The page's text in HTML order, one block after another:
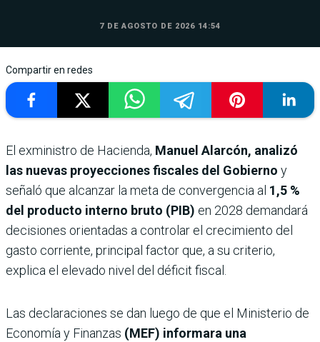
7 DE AGOSTO DE 2026 14:54
Compartir en redes
El exministro de Hacienda, Manuel Alarcón, analizó
las nuevas proyecciones fiscales del Gobierno y
señaló que alcanzar la meta de convergencia al 1,5 %
del producto interno bruto (PIB) en 2028 demandará
decisiones orientadas a controlar el crecimiento del
gasto corriente, principal factor que, a su criterio,
explica el elevado nivel del déficit fiscal.
Las declaraciones se dan luego de que el Ministerio de
Economía y Finanzas (MEF) informara una